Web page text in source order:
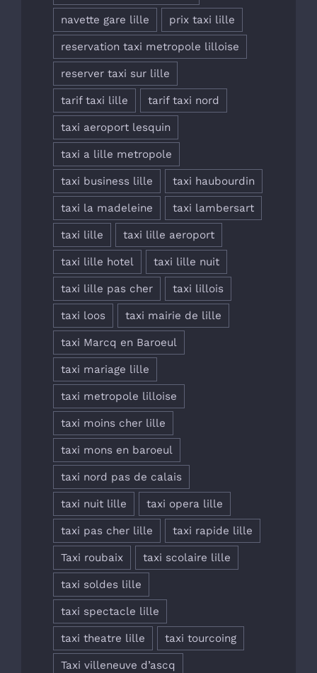
navette gare lille prix taxi lille
reservation taxi metropole lilloise
reserver taxi sur lille
tarif taxi lille tarif taxi nord
taxi aeroport lesquin
taxi a lille metropole
taxi business lille taxi haubourdin
taxi la madeleine taxi lambersart
taxi lille taxi lille aeroport
taxi lille hotel taxi lille nuit
taxi lille pas cher taxi lillois
taxi loos taxi mairie de lille
taxi Marcq en Baroeul
taxi mariage lille
taxi metropole lilloise
taxi moins cher lille
taxi mons en baroeul
taxi nord pas de calais
taxi nuit lille taxi opera lille
taxi pas cher lille taxi rapide lille
Taxi roubaix taxi scolaire lille
taxi soldes lille
taxi spectacle lille
taxi theatre lille taxi tourcoing
Taxi villeneuve d’ascq